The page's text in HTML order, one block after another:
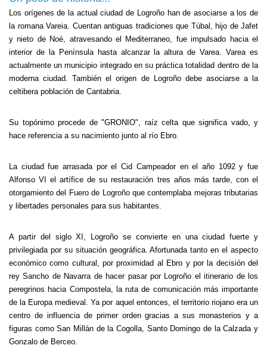
Los orígenes de la actual ciudad de Logroño han de asociarse a los de
la romana Vareia. Cuentan antiguas tradiciones que Túbal, hijo de Jafet
y nieto de Noé, atravesando el Mediterraneo, fue impulsado hacia el
interior de
la Penínsulahasta alcanzar la altura de Varea. Varea es
actualmente un municipio integrado en su práctica totalidad dentro de la
moderna ciudad. También el origen de Logroño debe asociarse a la
celtibera población de Cantabria.
Su topónimo procede de "GRONIO", raíz celta que significa vado, y
hace referencia a su nacimiento junto al río Ebro.
La ciudad fue arrasada por el Cid Campeador en el año 1092 y fue
Alfonso VI el artífice de su restauración tres años más tarde, con el
otorgamiento del Fuero de Logroño que contemplaba mejoras tributarias
y libertades personales para sus habitantes.
A partir del siglo XI, Logroño se convierte en una ciudad fuerte y
privilegiada por su situación geográfica. Afortunada tanto en el aspecto
económico como cultural, por proximidad al Ebro y por la decisión del
rey Sancho de Navarra de hacer pasar por Logroño el itinerario de los
peregrinos hacia Compostela, la ruta de comunicación más importante
de la Europamedieval. Ya por aquel entonces, el territorio riojano era un
centro de influencia de primer orden gracias a sus monasterios y a
figuras como San Millán de la Cogolla, Santo Domingo de la Calzaday
Gonzalo de Berceo.